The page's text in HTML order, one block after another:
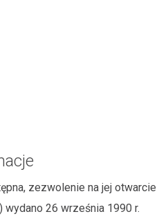
zezwolenie na jej otwarcie
26 września 1990 r.